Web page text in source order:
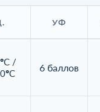
УФ
/
6 баллов